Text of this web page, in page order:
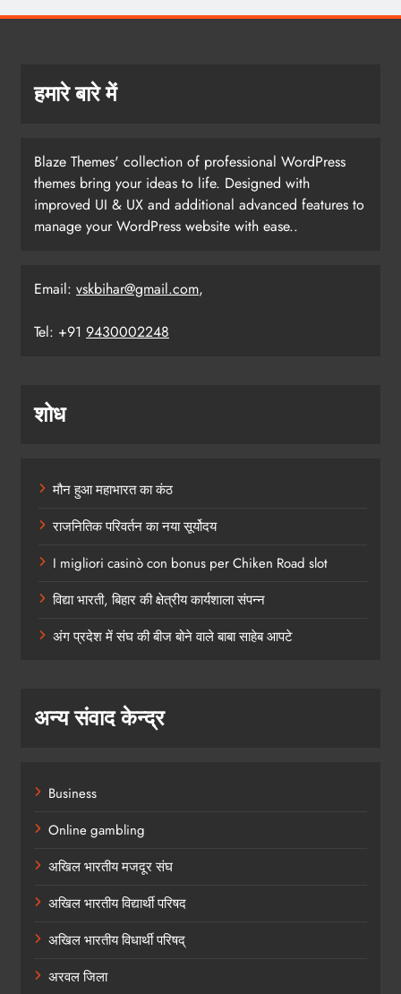
हमारे बारे में
Blaze Themes' collection of professional WordPress
themes bring your ideas to life. Designed with
improved UI & UX and additional advanced features to
manage your WordPress website with ease..
Email: vskbihar@gmail.com,
Tel: +91 9430002248
शोध
मौन हुआ महाभारत का कंठ
राजनितिक परिवर्तन का नया सूर्योदय
I migliori casinò con bonus per Chiken Road slot
विद्या भारती, बिहार की क्षेत्रीय कार्यशाला संपन्न
अंग प्रदेश में संघ की बीज बोने वाले बाबा साहेब आपटे
अन्य संवाद केन्द्र
Business
Online gambling
अखिल भारतीय मजदूर संघ
अखिल भारतीय विद्यार्थी परिषद
अखिल भारतीय विधार्थी परिषद्
अरवल जिला